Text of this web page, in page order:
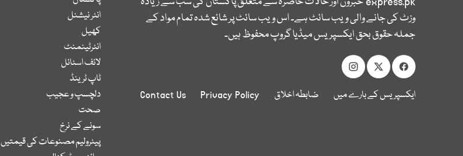
وزٹ کی جانے والی ویب سائٹ ہے۔ اس ویب سائٹ پر شائع شدہ تمام مواد کے
جملہ حقوق بحق ایکسپریس میڈیا گروپ محفوظ ہیں۔
ایکسپریس کے بارے میں ضابطہ اخلاق Privacy Policy
Contact Us
انٹر نیشنل
کھیل
انٹرٹینمنٹ
لائف اسٹائل
ٹاپ ٹرینڈ
دلچسپ و عجیب
صحت
سونے کے نرخ
پیٹرولیم مصنوعات کی قیمتیں